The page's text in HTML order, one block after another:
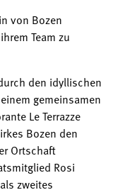
von Bozen
Team zu
den idyllischen
gemeinsamen
Le Terrazze
Bozen den
Ortschaft
Rosi
zweites